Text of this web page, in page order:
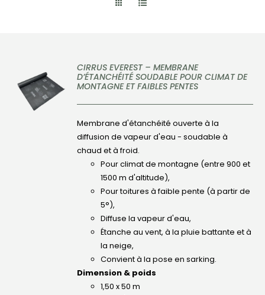
À PROPOS
DÉTAILS
CIRRUS EVEREST – MEMBRANE
D’ÉTANCHÉITÉ SOUDABLE POUR CLIMAT DE
MONTAGNE ET FAIBLES PENTES
Membrane d'étanchéité ouverte à la
diffusion de vapeur d'eau - soudable à
chaud et à froid.
Pour climat de montagne (entre 900 et
1500 m d'altitude),
Pour toitures à faible pente (à partir de
5°),
Diffuse la vapeur d'eau,
Étanche au vent, à la pluie battante et à
la neige,
Convient à la pose en sarking.
Dimension & poids
1,50 x 50 m